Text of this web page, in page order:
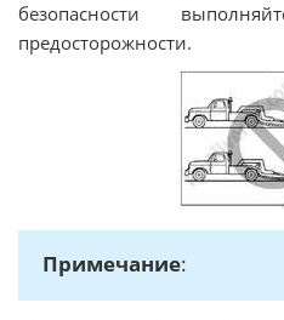
безопасности
предосторожности.
Примечание: